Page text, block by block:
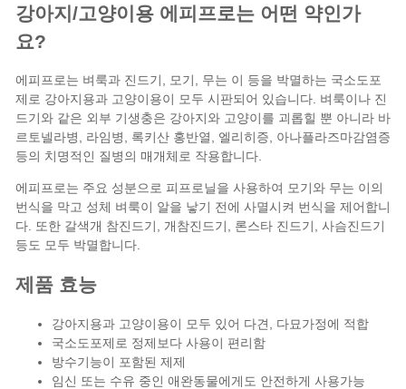
강아지/고양이용 에피프로는 어떤 약인가
요?
에피프로는 벼룩과 진드기, 모기, 무는 이 등을 박멸하는 국소도포
제로 강아지용과 고양이용이 모두 시판되어 있습니다. 벼룩이나 진
드기와 같은 외부 기생충은 강아지와 고양이를 괴롭힐 뿐 아니라 바
르토넬라병, 라임병, 록키산 홍반열, 엘리히증, 아나플라즈마감염증
등의 치명적인 질병의 매개체로 작용합니다.
에피프로는 주요 성분으로 피프로닐을 사용하여 모기와 무는 이의
번식을 막고 성체 벼룩이 알을 낳기 전에 사멸시켜 번식을 제어합니
다. 또한 갈색개 참진드기, 개참진드기, 론스타 진드기, 사슴진드기
등도 모두 박멸합니다.
제품 효능
강아지용과 고양이용이 모두 있어 다견, 다묘가정에 적합
국소도포제로 정제보다 사용이 편리함
방수기능이 포함된 제제
임신 또는 수유 중인 애완동물에게도 안전하게 사용가능